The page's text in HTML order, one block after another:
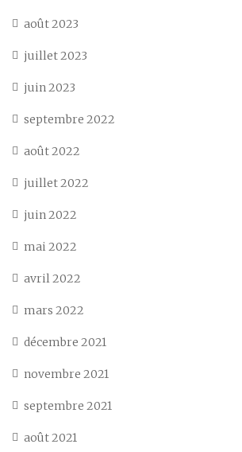
août 2023
juillet 2023
juin 2023
septembre 2022
août 2022
juillet 2022
juin 2022
mai 2022
avril 2022
mars 2022
décembre 2021
novembre 2021
septembre 2021
août 2021